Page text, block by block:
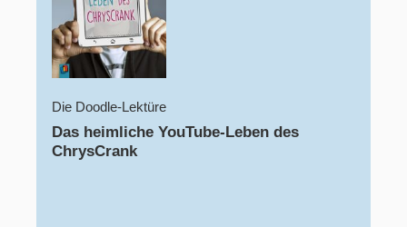
Die Doodle-Lektüre
Das heimliche YouTube-Leben des
ChrysCrank